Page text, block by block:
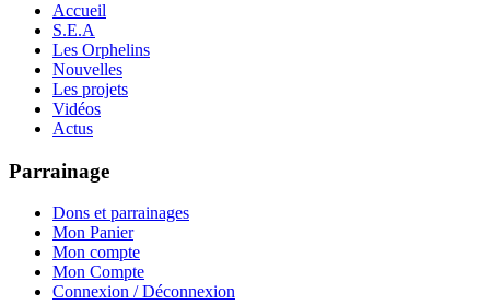
Accueil
S.E.A
Les Orphelins
Nouvelles
Les projets
Vidéos
Actus
Parrainage
Dons et parrainages
Mon Panier
Mon compte
Mon Compte
Connexion / Déconnexion